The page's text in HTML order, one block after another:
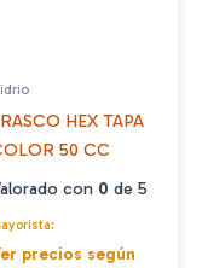
HEX TAPA
50 CC
con 0 de 5
precios según